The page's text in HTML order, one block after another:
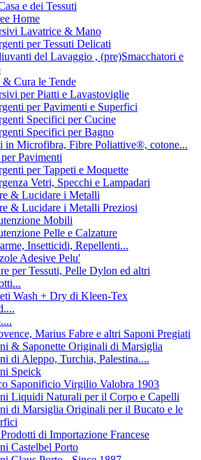
e dei Tessuti
Home
Lavatrice & Mano
per Tessuti Delicati
del Lavaggio , (pre)Smacchatori e
& Cura le Tende
per Piatti e Lavastoviglie
per Pavimenti e Superfici
Specifici per Cucine
Specifici per Bagno
in Microfibra, Fibre Poliattive®, cotone...
Pavimenti
per Tappeti e Moquette
Vetri, Specchi e Lampadari
& Lucidare i Metalli
& Lucidare i Metalli Preziosi
Mobili
Pelle e Calzature
Insetticidi, Repellenti...
Adesive Pelu'
per Tessuti, Pelle Dylon ed altri
Wash + Dry di Kleen-Tex
Marius Fabre e altri Saponi Pregiati
& Saponette Originali di Marsiglia
di Aleppo, Turchia, Palestina....
Speick
Saponificio Virgilio Valobra 1903
Liquidi Naturali per il Corpo e Capelli
di Marsiglia Originali per il Bucato e le
di Importazione Francese
Castelbel Porto